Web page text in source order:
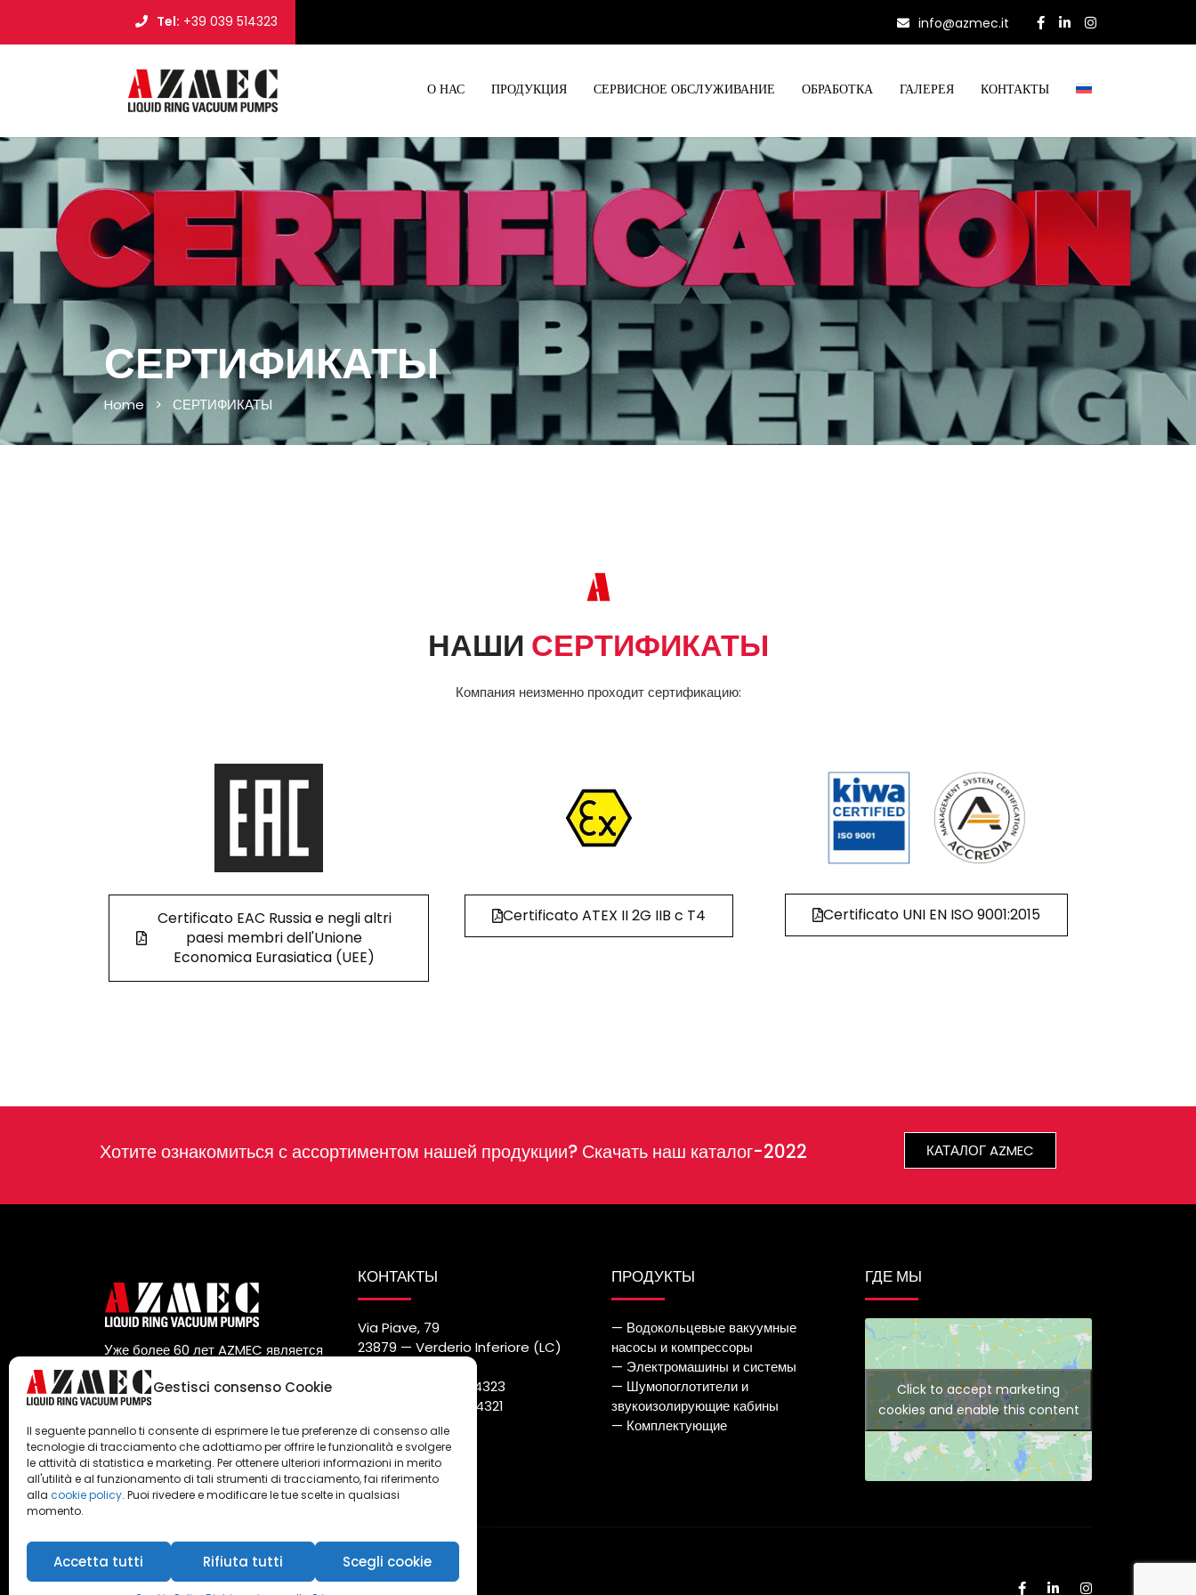
Gestisci consenso Cookie
Il seguente pannello ti consente di esprimere le tue preferenze di consenso alle
tecnologie di tracciamento che adottiamo per offrire le funzionalità e svolgere
le attività di statistica e marketing. Per ottenere ulteriori informazioni in merito
all'utilità e al funzionamento di tali strumenti di tracciamento, fai riferimento
alla cookie policy. Puoi rivedere e modificare le tue scelte in qualsiasi
momento.
Accetta tutti Rifiuta tutti Scegli cookie
Tel: +39 039 514323 info@azmec.it
О НАС ПРОДУКЦИЯ СЕРВИСНОЕ ОБСЛУЖИВАНИЕ ОБРАБОТКА ГАЛЕРЕЯ КОНТАКТЫ
СЕРТИФИКАТЫ
Home > СЕРТИФИКАТЫ
НАШИ СЕРТИФИКАТЫ
Компания неизменно проходит сертификацию:
Certificato EAC Russia e negli altri
paesi membri dell'Unione
Economica Eurasiatica (UEE)
Certificato ATEX II 2G IIB c T4 Certificato UNI EN ISO 9001:2015
Хотите ознакомиться с ассортиментом нашей продукции? Скачать наш каталог-2022 КАТАЛОГ AZMEC
Уже более 60 лет AZMEC является
мировым производителем и
поставщиком вакуумных насосов и
жидкостно-кольцевых
компрессоров.
PrivacyeCookie Policy
КОНТАКТЫ
Via Piave, 79
23879 — Verderio Inferiore (LC)
Tel. (++39) 039.514323
Fax. (++39) 039.514321
info@azmec.it
ПРОДУКТЫ
— Водокольцевые вакуумные
насосы и компрессоры
— Электромашины и системы
— Шумопоглотители и
звукоизолирующие кабины
— Комплектующие
ГДЕ МЫ
Click to accept marketing
cookies and enable this content